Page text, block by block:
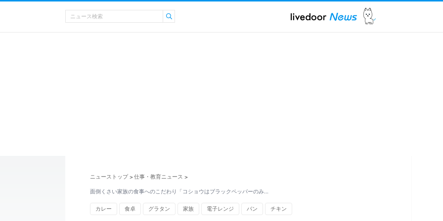
ニューストップ > 仕事・教育ニュース >
面倒くさい家族の食事へのこだわり「コショウはブラックペッパーのみ…
カレー 食卓 グラタン 家族 電子レンジ パン チキン